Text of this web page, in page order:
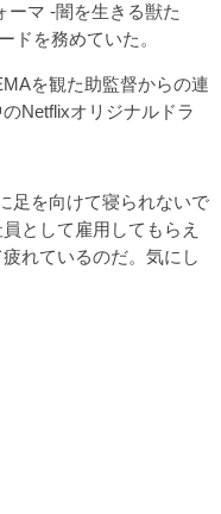
ーマ -闇を生きる獣た
ドを務めていた。
を観た助監督からの連
Netflixオリジナルドラ
足を向けて寝られないで
として雇用してもらえ
れているのだ。気にし